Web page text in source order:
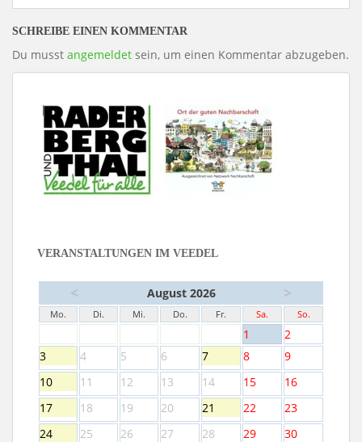
SCHREIBE EINEN KOMMENTAR
Du musst angemeldet sein, um einen Kommentar abzugeben.
VERANSTALTUNGEN IM VEEDEL
< August 2026 >
Mo. Di. Mi. Do. Fr. Sa. So.
1
2
3
4 5 6 7 8
9
10
11 12 13 14 15
16
17
18 19 20 21 22
23
24
25 26 27 28 29
30